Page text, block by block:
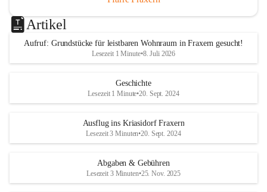
Artikel
Aufruf: Grundstücke für leistbaren Wohnraum in Fraxern gesucht!
Lesezeit 1 Minute•8. Juli 2026
Geschichte
Lesezeit 1 Minute•20. Sept. 2024
Ausflug ins Kriasidorf Fraxern
Lesezeit 3 Minuten•20. Sept. 2024
Abgaben & Gebühren
Lesezeit 3 Minuten•25. Nov. 2025